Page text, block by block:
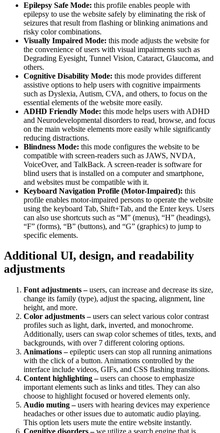
Epilepsy Safe Mode: this profile enables people with
epilepsy to use the website safely by eliminating the risk of
seizures that result from flashing or blinking animations and
risky color combinations.
Visually Impaired Mode: this mode adjusts the website for
the convenience of users with visual impairments such as
Degrading Eyesight, Tunnel Vision, Cataract, Glaucoma, and
others.
Cognitive Disability Mode: this mode provides different
assistive options to help users with cognitive impairments
such as Dyslexia, Autism, CVA, and others, to focus on the
essential elements of the website more easily.
ADHD Friendly Mode: this mode helps users with ADHD
and Neurodevelopmental disorders to read, browse, and focus
on the main website elements more easily while significantly
reducing distractions.
Blindness Mode: this mode configures the website to be
compatible with screen-readers such as JAWS, NVDA,
VoiceOver, and TalkBack. A screen-reader is software for
blind users that is installed on a computer and smartphone,
and websites must be compatible with it.
Keyboard Navigation Profile (Motor-Impaired): this
profile enables motor-impaired persons to operate the website
using the keyboard Tab, Shift+Tab, and the Enter keys. Users
can also use shortcuts such as “M” (menus), “H” (headings),
“F” (forms), “B” (buttons), and “G” (graphics) to jump to
specific elements.
Additional UI, design, and readability
adjustments
Font adjustments –users, can increase and decrease its size,
change its family (type), adjust the spacing, alignment, line
height, and more.
Color adjustments –users can select various color contrast
profiles such as light, dark, inverted, and monochrome.
Additionally, users can swap color schemes of titles, texts, and
backgrounds, with over 7 different coloring options.
Animations –epileptic users can stop all running animations
with the click of a button. Animations controlled by the
interface include videos, GIFs, and CSS flashing transitions.
Content highlighting –users can choose to emphasize
important elements such as links and titles. They can also
choose to highlight focused or hovered elements only.
Audio muting –users with hearing devices may experience
headaches or other issues due to automatic audio playing.
This option lets users mute the entire website instantly.